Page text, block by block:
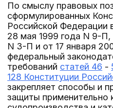
По смыслу правовых
сформулированных
Российской Федерации
28 мая 1999 года N 9-П,
N 3-П и от 17 января
федеральный
требований статей 46 -
128 Конституции
закрепляет способы и
защиты применительно